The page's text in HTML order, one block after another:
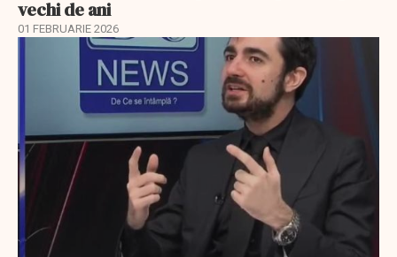
vechi de ani
01 FEBRUARIE 2026
EXCLUSIV